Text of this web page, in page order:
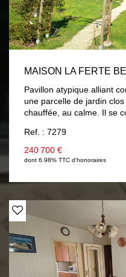
MAISON LA FERTE
Pavillon atypique alliant
une parcelle de jardin
chauffée, au calme. Il se
vous accédez sur une
vue sur campagne, dégagement distribuant : chambre ,
salle d'eau, wc avec lave-
un salon cosy, chambre
En rez-de-jardin : pièce à
d'été avec placards, un
garage . Chauffage par
climatisation réversible.
découvrir...
Ref. : 7279
240 700 €
dont 6.98% TTC d'honoraires